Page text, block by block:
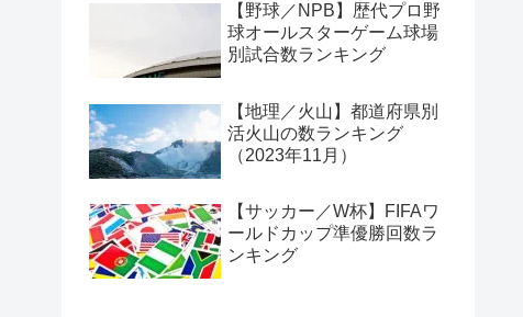
【野球／NPB】歴代プロ野
球オールスターゲーム球場
別試合数ランキング
【地理／火山】都道府県別
活火山の数ランキング
（2023年11月）
【サッカー／W杯】FIFAワ
ールドカップ準優勝回数ラ
ンキング